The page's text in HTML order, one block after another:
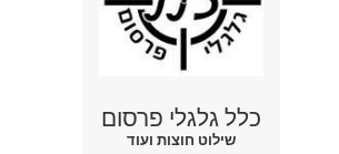
כלל גלגלי פרסום
שילוט חוצות ועוד